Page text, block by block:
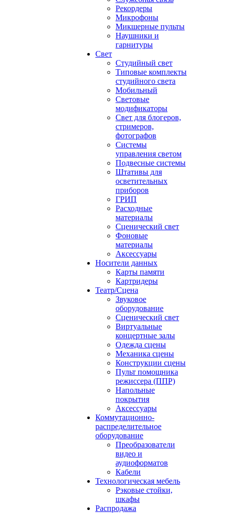
Рекордеры
Микрофоны
Микшерные пульты
Наушники и
гарнитуры
Свет
Студийный свет
Типовые комплекты
студийного света
Мобильный
Световые
модификаторы
Свет для блогеров,
стримеров,
фотографов
Системы
управления светом
Подвесные системы
Штативы для
осветительных
приборов
ГРИП
Расходные
материалы
Сценический свет
Фоновые
материалы
Аксессуары
Носители данных
Карты памяти
Картридеры
Театр/Сцена
Звуковое
оборудование
Сценический свет
Виртуальные
концертные залы
Одежда сцены
Механика сцены
Конструкции сцены
Пульт помощника
режиссера (ППР)
Напольные
покрытия
Аксессуары
Коммутационно-
распределительное
оборудование
Преобразователи
видео и
аудиоформатов
Кабели
Технологическая мебель
Рэковые стойки,
шкафы
Распродажа